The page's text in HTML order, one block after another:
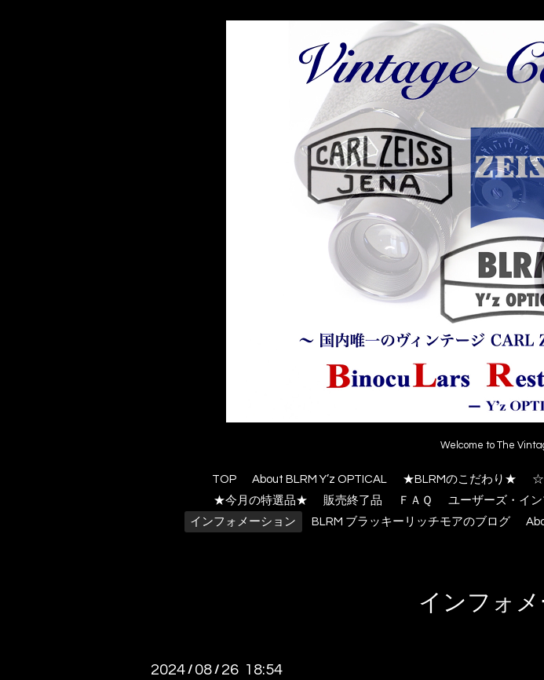
Welcome to The
TOP About BLRM Y’z OPTICAL ★BLRMのこだわり★ ☆
★今月の特選品★
販売終了品 ＦＡＱ ユーザーズ・イ
インフォメーション
BLRM ブラッキーリッチモアのブログ
インフォ
2024 / 08 / 26 18:54